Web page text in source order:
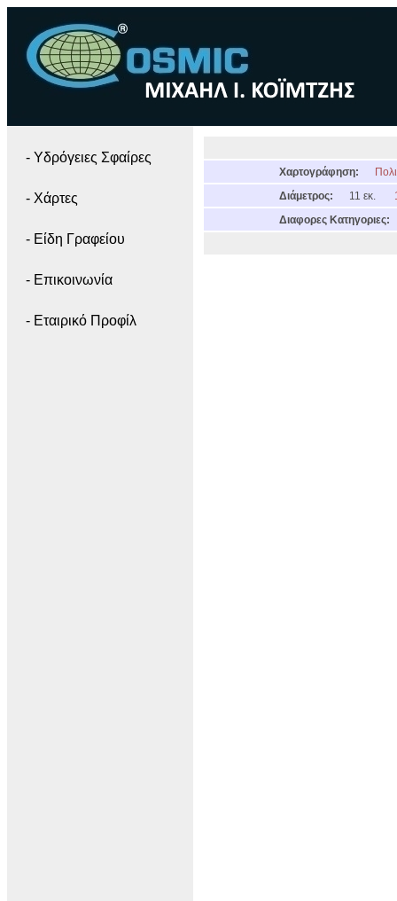
- Yδρόγειες Σφαίρες
- Χάρτες
- Είδη Γραφείου
- Επικοινωνία
- Εταιρικό Προφίλ
Χαρτογράφηση:
Διάμετρος:
11 εκ.
Διαφορες Κατηγοριες: